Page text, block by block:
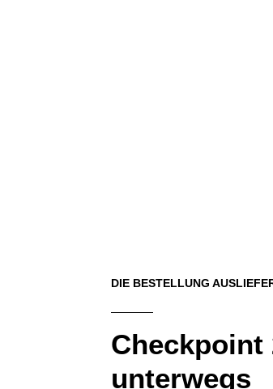
DIE BESTELLUNG
Checkpoint
unterwegs